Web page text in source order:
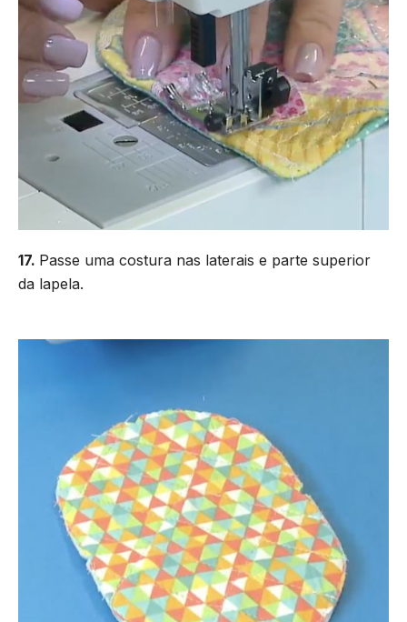
17. Passe uma costura nas laterais e parte superior
da lapela.